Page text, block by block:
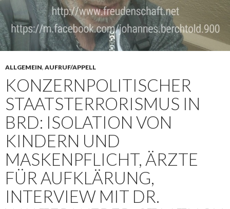
ALLGEMEIN, AUFRUF/APPELL
KONZERNPOLITISCHER
STAATSTERRORISMUS IN
BRD: ISOLATION VON
KINDERN UND
MASKENPFLICHT, ÄRZTE
FÜR AUFKLÄRUNG,
INTERVIEW MIT DR.